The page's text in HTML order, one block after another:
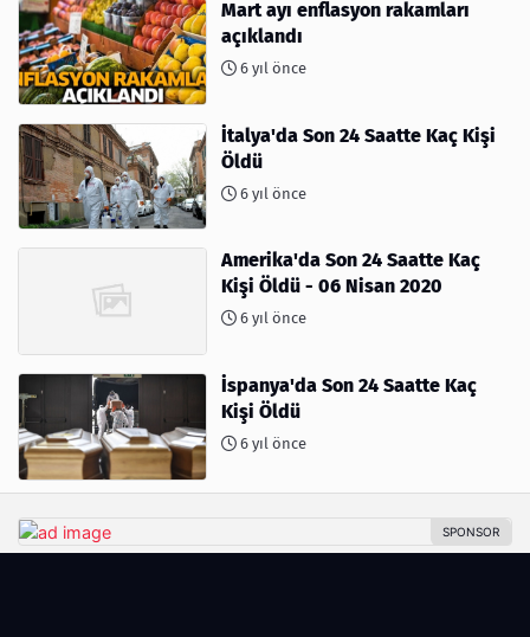
Mart ayı enflasyon rakamları
açıklandı
6 yıl önce
İtalya'da Son 24 Saatte Kaç Kişi
Öldü
6 yıl önce
Amerika'da Son 24 Saatte Kaç
Kişi Öldü - 06 Nisan 2020
6 yıl önce
İspanya'da Son 24 Saatte Kaç
Kişi Öldü
6 yıl önce